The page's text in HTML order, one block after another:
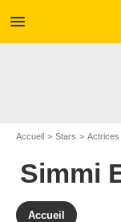
menu
Accueil Stars Actrices
Simmi
Accueil